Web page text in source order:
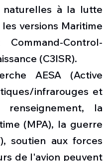
naturelles à la lutte
versions Maritime
Control-
(C3ISR).
AESA (Active
infrarouges et
la
(MPA), la guerre
soutien aux forces
de l'avion peuvent